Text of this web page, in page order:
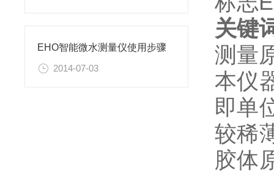
EHO智能微水测量仪使用步骤
2014-07-03
关键
测量
本仪
即单
较稀
胶体